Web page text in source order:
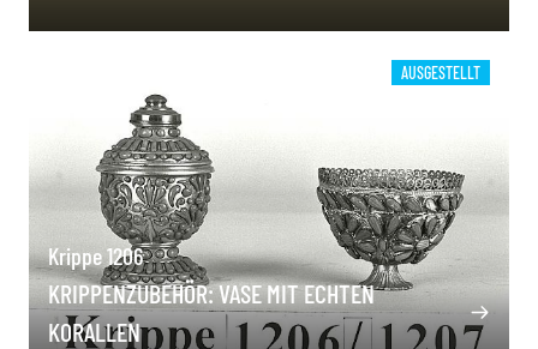
AUSGESTELLT
Krippe 1206
KRIPPENZUBEHÖR: VASE MIT ECHTEN
KORALLEN